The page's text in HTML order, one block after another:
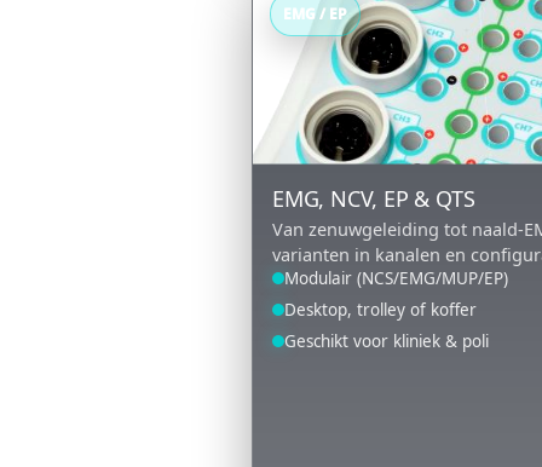
EMG / EP
EMG, NCV, EP & QTS
Van zenuwgeleiding tot naald-
varianten in kanalen en
Modulair (NCS/EMG/MUP/EP)
Desktop, trolley of koffer
Geschikt voor kliniek & poli